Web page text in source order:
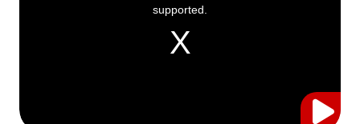
supported.